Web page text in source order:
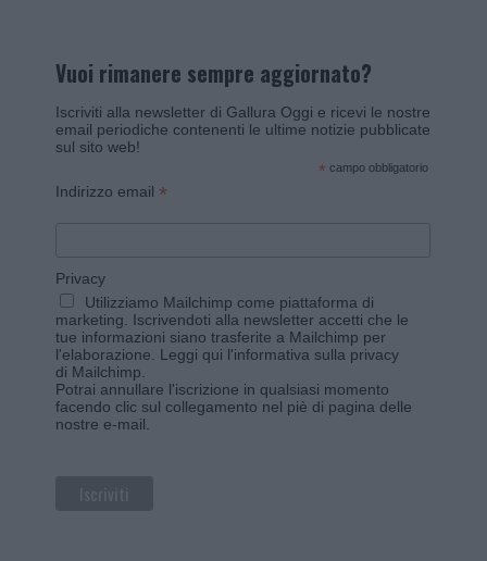
Vuoi rimanere sempre aggiornato?
Iscriviti alla newsletter di Gallura Oggi e ricevi le nostre
email periodiche contenenti le ultime notizie pubblicate
sul sito web!
* campo obbligatorio
Indirizzo email *
Privacy
Utilizziamo Mailchimp come piattaforma di
marketing. Iscrivendoti alla newsletter accetti che le
tue informazioni siano trasferite a Mailchimp per
l'elaborazione. Leggi qui l'informativa sulla privacy
di Mailchimp
Potrai annullare l'iscrizione in qualsiasi momento
facendo clic sul collegamento nel piè di pagina delle
nostre e-mail.